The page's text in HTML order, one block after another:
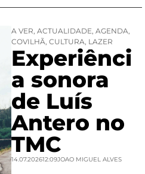
A VER, ACTUALIDADE, AGENDA,
COVILHÃ, CULTURA, LAZER
Experiênci
a sonora
de Luís
Antero no
TMC
14.07.202612:09JOAO MIGUEL ALVES